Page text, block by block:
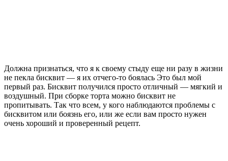
Должна признаться, что я к своему стыду ещe ни разу в жизни
не пекла бисквит — я их отчего-то боялась Это был мой
первый раз. Бисквит получился просто отличный — мягкий и
воздушный. При сборке торта можно бисквит не
пропитывать. Так что всем, у кого наблюдаются проблемы с
бисквитом или боязнь его, или же если вам просто нужен
очень хороший и проверенный рецепт.